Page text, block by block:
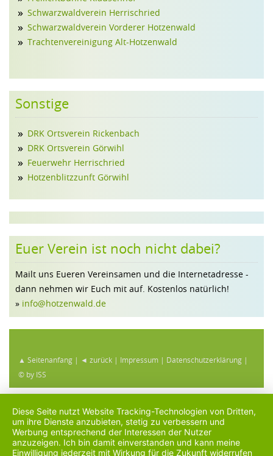
Schwarzwaldverein Herrischried
Schwarzwaldverein Vorderer Hotzenwald
Trachtenvereinigung Alt-Hotzenwald
Sonstige
DRK Ortsverein Rickenbach
DRK Ortsverein Görwihl
Feuerwehr Herrischried
Hotzenblitzzunft Görwihl
Euer Verein ist noch nicht dabei?
Mailt uns Eueren Vereinsamen und die Internetadresse -
dann nehmen wir Euch mit auf. Kostenlos natürlich!
» info@hotzenwald.de
▲ Seitenanfang | ◄ zurück | Impressum | Datenschutzerklärung |
© by ISS
Diese Seite nutzt Website Tracking-Technologien von Dritten,
um ihre Dienste anzubieten, stetig zu verbessern und
Werbung entsprechend der Interessen der Nutzer
anzuzeigen. Ich bin damit einverstanden und kann meine
Einwilligung jederzeit mit Wirkung für die Zukunft widerrufen